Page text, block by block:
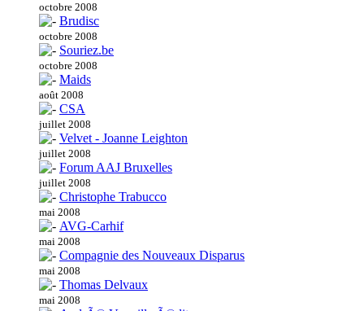
octobre 2008
Brudisc
octobre 2008
Souriez.be
octobre 2008
Maids
août 2008
CSA
juillet 2008
Velvet - Joanne Leighton
juillet 2008
Forum AAJ Bruxelles
juillet 2008
Christophe Trabucco
mai 2008
AVG-Carhif
mai 2008
Compagnie des Nouveaux Disparus
mai 2008
Thomas Delvaux
mai 2008